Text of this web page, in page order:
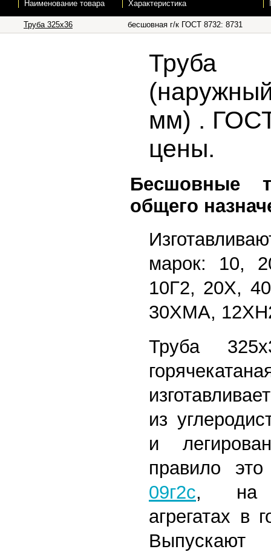
Наименование товара Характеристика
Труба 325х36 бесшовная г/к ГОСТ 8732: 8731
Труба
мм) .
цены.
Бесшовные
общего
марок: 10,
10Г2, 20Х,
30ХМА,
Труба
из
и
правило
09г2с, на
агрегатах в
Выпускают